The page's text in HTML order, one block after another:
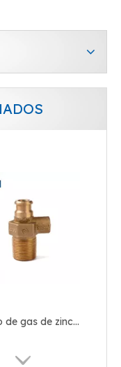
Cilindro de gas de zinc de latón compacto Válvula de GLP